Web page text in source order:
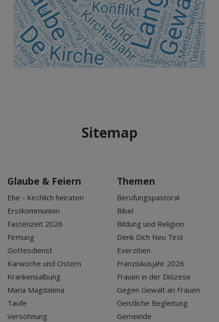
Sitemap
Glaube & Feiern
Ehe - Kirchlich heiraten
Erstkommunion
Fastenzeit 2026
Firmung
Gottesdienst
Karwoche und Ostern
Krankensalbung
Maria Magdalena
Taufe
Versöhnung
Themen
Berufungspastoral
Bibel
Bildung und Religion
Denk Dich Neu Tirol
Exerzitien
Franziskusjahr 2026
Frauen in der Diözese
Gegen Gewalt an Frauen
Geistliche Begleitung
Gemeinde